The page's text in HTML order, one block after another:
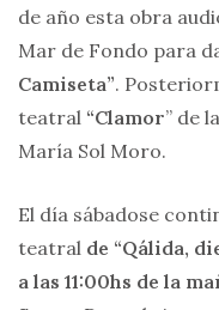
de año esta obra
Mar de Fondo para
Camiseta”.
teatral “Clamor” de
María Sol Moro.
El día sábadose
teatral de “Qálida,
a las 11:00hs de la